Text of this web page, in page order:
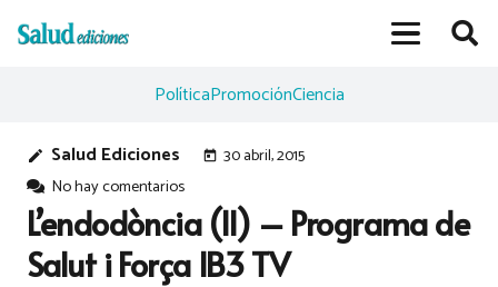
PolíticaPromociónCiencia
edit Salud Ediciones today 30 abril, 2015
No hay comentarios
L’endodòncia (II) – Programa de
Salut i Força IB3 TV